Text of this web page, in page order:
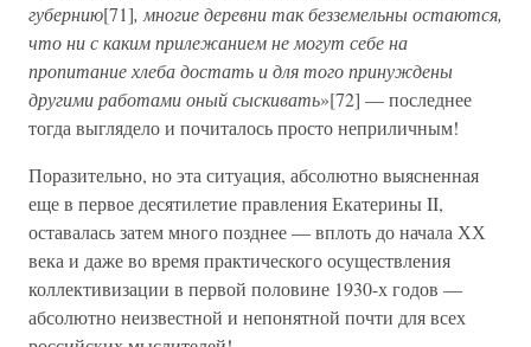
губернию[71], многие деревни так безземельны остаются,
что ни с каким прилежанием не могут себе на
пропитание хлеба достать и для того принуждены
другими работами оный сыскивать»[72] — последнее
тогда выглядело и почиталось просто неприличным!
Поразительно, но эта ситуация, абсолютно выясненная
еще в первое десятилетие правления Екатерины II,
оставалась затем много позднее — вплоть до начала ХХ
века и даже во время практического осуществления
коллективизации в первой половине 1930-х годов —
абсолютно неизвестной и непонятной почти для всех